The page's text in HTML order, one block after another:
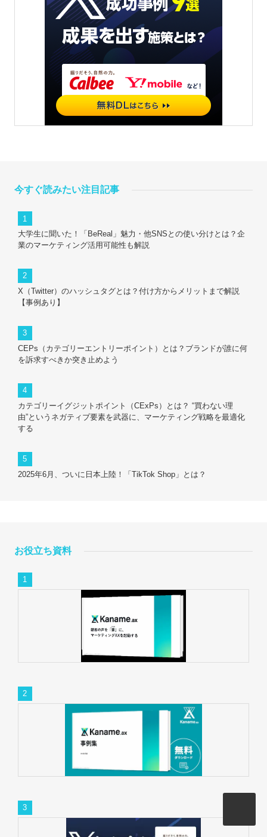
今すぐ読みたい注目記事
大学生に聞いた！「BeReal」魅力・他SNSとの使い分けとは？企
業のマーケティング活用可能性も解説
X（Twitter）のハッシュタグとは？付け方からメリットまで解説
【事例あり】
CEPs（カテゴリーエントリーポイント）とは？ブランドが誰に何
を訴求すべきか突き止めよう
カテゴリーイグジットポイント（CExPs）とは？ “買わない理
由”というネガティブ要素を武器に、マーケティング戦略を最適化
する
2025年6月、ついに日本上陸！「TikTok Shop」とは？
お役立ち資料